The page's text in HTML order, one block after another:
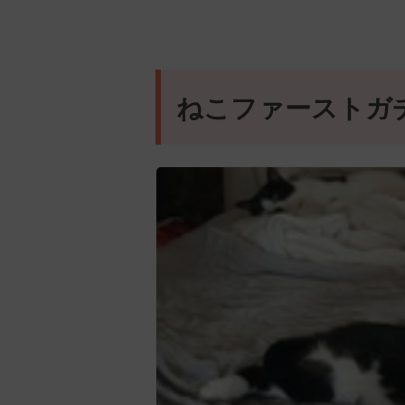
ねこファーストガ